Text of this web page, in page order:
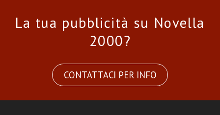
La tua pubblicità su Novella
2000?
CONTATTACI PER INFO